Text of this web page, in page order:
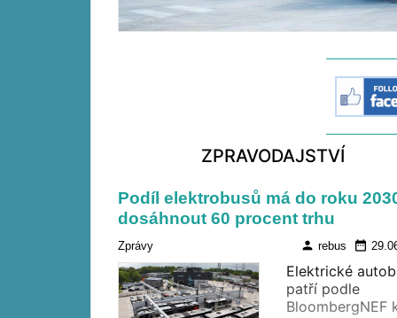
ZPRAVODAJSTVÍ
Podíl elektrobusů má do roku
dosáhnout 60 procent trhu
Zprávy person rebus date_range
Elektrické
patří podle
BloombergNEF